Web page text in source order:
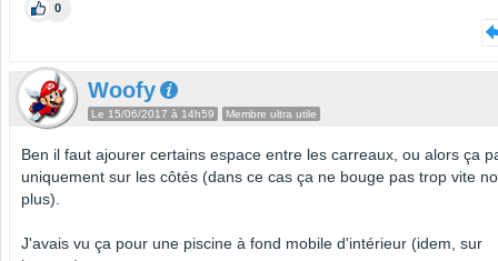
0
Woofy
Le 15/06/2017 à 14h59 Membre ultra utile
Ben il faut ajourer certains espace entre les carreaux, ou alors ça
uniquement sur les côtés (dans ce cas ça ne bouge pas trop vite
plus).
J'avais vu ça pour une piscine à fond mobile d'intérieur (idem, sur